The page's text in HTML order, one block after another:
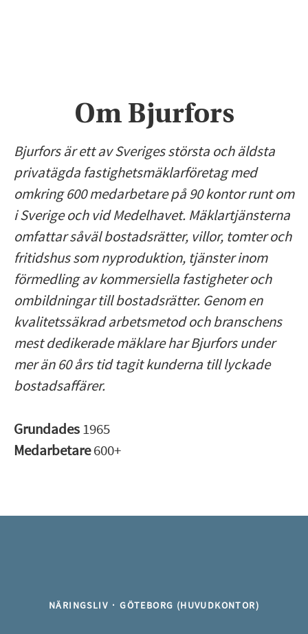
Om Bjurfors
Bjurfors är ett av Sveriges största och äldsta
privatägda fastighetsmäklarföretag med
omkring 600 medarbetare på 90 kontor runt om
i Sverige och vid Medelhavet. Mäklartjänsterna
omfattar såväl bostadsrätter, villor, tomter och
fritidshus som nyproduktion, tjänster inom
förmedling av kommersiella fastigheter och
ombildningar till bostadsrätter. Genom en
kvalitetssäkrad arbetsmetod och branschens
mest dedikerade mäklare har Bjurfors under
mer än 60 års tid tagit kunderna till lyckade
bostadsaffärer.
Grundades1965
Medarbetare600+
NÄRINGSLIV · GÖTEBORG (HUVUDKONTOR)